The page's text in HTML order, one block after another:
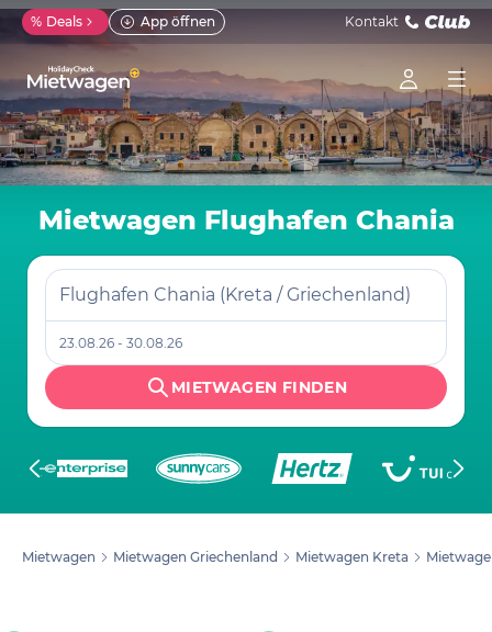
% Deals App öffnen Kontakt
Mietwagen Flughafen Chania
Flughafen Chania (Kreta / Griechenland)
23.08.26 - 30.08.26
MIETWAGEN FINDEN
Mietwagen Mietwagen Griechenland Mietwagen Kreta